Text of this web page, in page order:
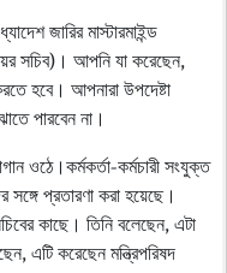
জারির মাস্টারমাইন্ড
সচিব)। আপনি যা করেছেন,
হবে। আপনারা উপদেষ্টা
পারবেন না।
ওঠে।কর্মকর্তা-কর্মচারী সংযুক্ত
প্রতারণা করা হয়েছে।
কাছে। তিনি বলেছেন, এটা
এটি করেছেন মন্ত্রিপরিষদ